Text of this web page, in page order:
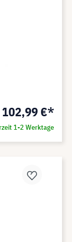
102,99 €*
1-2 Werktage